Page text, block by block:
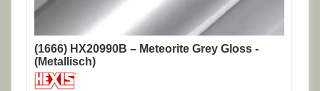
(1666) HX20990B – Meteorite Grey Gloss -
(Metallisch)